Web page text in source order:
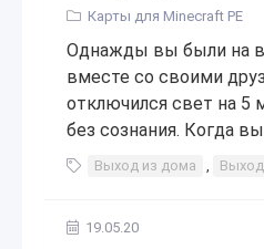
Карты для Minecraft PE
Однажды вы были на
вместе со своими
отключился свет на 5
без сознания. Когда
Выход из дома , Выход
19.05.20